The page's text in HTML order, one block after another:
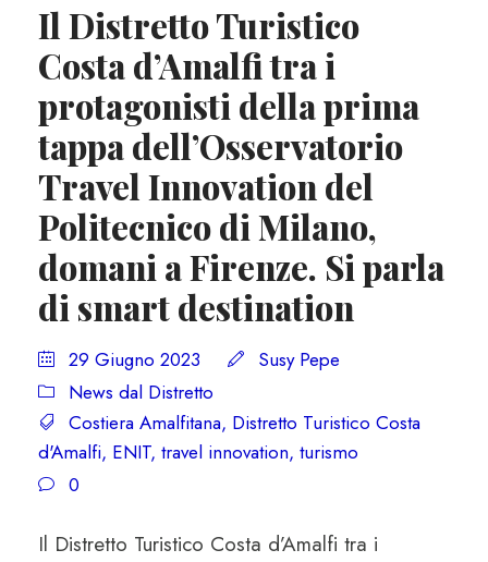
Il Distretto Turistico
Costa d’Amalfi tra i
protagonisti della prima
tappa dell’Osservatorio
Travel Innovation del
Politecnico di Milano,
domani a Firenze. Si parla
di smart destination
29 Giugno 2023
Susy Pepe
News dal Distretto
Costiera Amalfitana, Distretto Turistico Costa
d'Amalfi, ENIT, travel innovation, turismo
0
Il Distretto Turistico Costa d’Amalfi tra i